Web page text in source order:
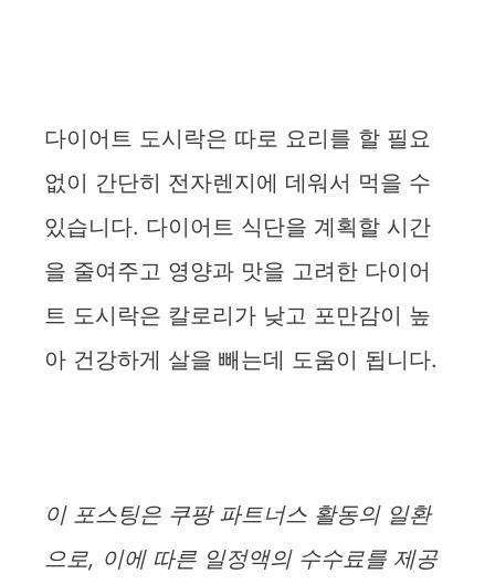
다이어트 도시락은 따로 요리를 할 필요
없이 간단히 전자렌지에 데워서 먹을 수
있습니다. 다이어트 식단을 계획할 시간
을 줄여주고 영양과 맛을 고려한 다이어
트 도시락은 칼로리가 낮고 포만감이 높
아 건강하게 살을 빼는데 도움이 됩니다.
이 포스팅은 쿠팡 파트너스 활동의 일환
으로, 이에 따른 일정액의 수수료를 제공